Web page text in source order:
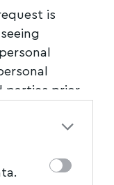
is
parties prior
personal